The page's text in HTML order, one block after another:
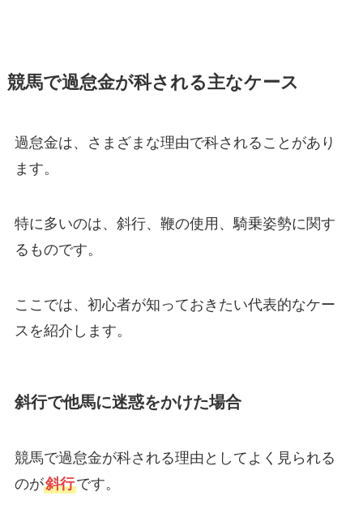
競馬で過怠金が科される主なケース
過怠金は、さまざまな理由で科されることがあり
ます。
特に多いのは、斜行、鞭の使用、騎乗姿勢に関す
るものです。
ここでは、初心者が知っておきたい代表的なケー
スを紹介します。
斜行で他馬に迷惑をかけた場合
競馬で過怠金が科される理由としてよく見られる
のが斜行です。